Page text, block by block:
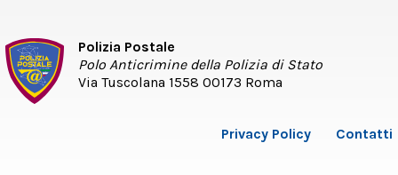
Polizia Postale
Polo Anticrimine della Polizia di Stato
Via Tuscolana 1558 00173 Roma
Privacy Policy Contatti